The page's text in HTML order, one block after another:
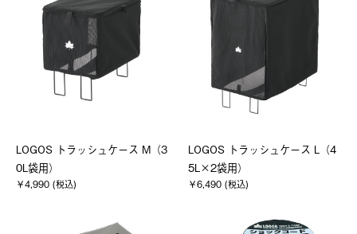
LOGOS トラッシュケース M（3
0L袋用）
￥4,990 (税込)
LOGOS トラッシュケース L（4
5L×2袋用）
￥6,490 (税込)